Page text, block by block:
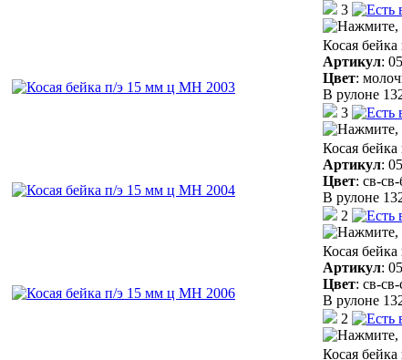
3
Косая
Артикул:
Цвет:
В рулоне
3
Косая
Артикул:
Цвет: св-
В рулоне
2
Косая
Артикул:
Цвет: св-
В рулоне
2
Косая